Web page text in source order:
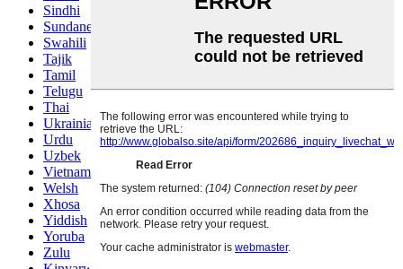
Sindhi
Sundanese
Swahili
Tajik
Tamil
Telugu
Thai
Ukrainian
Urdu
Uzbek
Vietnamese
Welsh
Xhosa
Yiddish
Yoruba
Zulu